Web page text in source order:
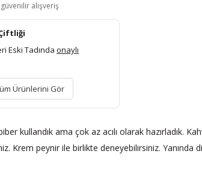
güvenilir alışveriş
Eski Tadında onaylı
Ürünlerini Gör
kullandık ama çok az acılı olarak hazırladık.
Krem peynir ile birlikte deneyebilirsiniz. Yanında